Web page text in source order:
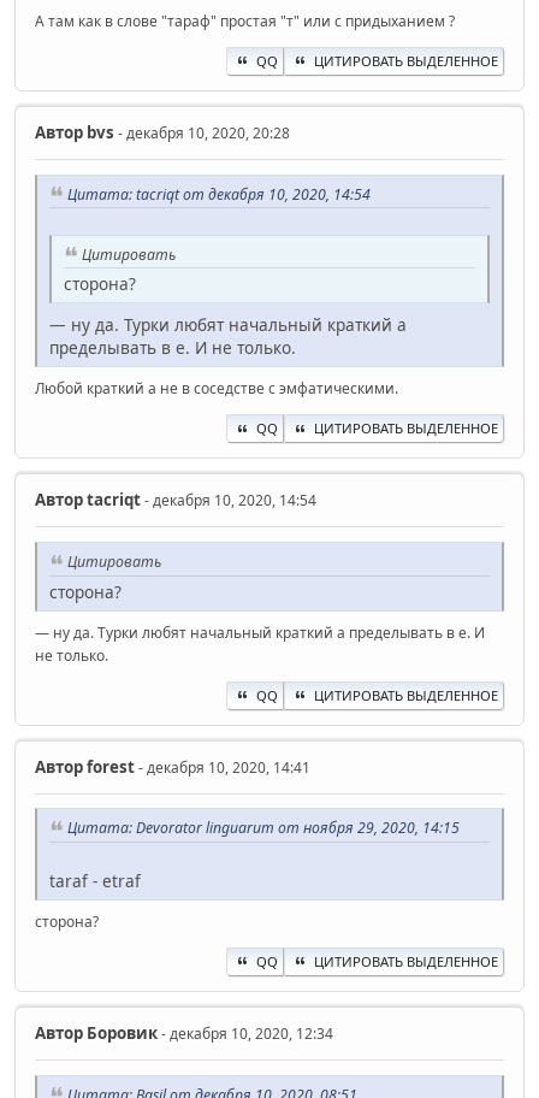
А там как в слове "тараф" простая "т" или с придыханием ?
QQ ЦИТИРОВАТЬ ВЫДЕЛЕННОЕ
Автор bvs - декабря 10, 2020, 20:28
Цитата: t‍acriqt от декабря 10, 2020, 14:54
Цитировать
сторона?
— ну да. Турки любят начальный краткий а
пределывать в е. И не только.
Любой краткий a не в соседстве с эмфатическими.
QQ ЦИТИРОВАТЬ ВЫДЕЛЕННОЕ
Авторt‍acriqt- декабря 10, 2020, 14:54
Цитировать
сторона?
— ну да. Турки любят начальный краткий а пределывать в е. И
не только.
QQ ЦИТИРОВАТЬ ВЫДЕЛЕННОЕ
Авторforest- декабря 10, 2020, 14:41
Цитата: Devorator linguarum от ноября 29, 2020, 14:15
taraf - etraf
сторона?
QQ ЦИТИРОВАТЬ ВЫДЕЛЕННОЕ
Автор Боровик- декабря 10, 2020, 12:34